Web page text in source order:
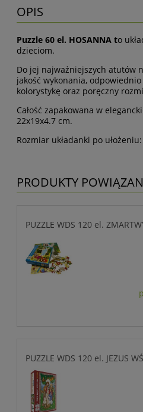
OPIS
Puzzle 60 el. HOSANNA to
dzieciom.
Do jej najważniejszych atutów
jakość wykonania,
kolorystykę oraz poręczny
Całość zapakowana w
22x19x4.7 cm.
Rozmiar układanki po
PRODUKTY
PUZZLE WDS 120 el.
PUZZLE WDS 120 el. JEZUS